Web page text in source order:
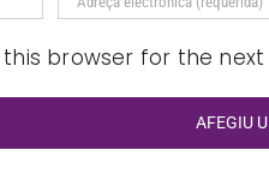
browser for the